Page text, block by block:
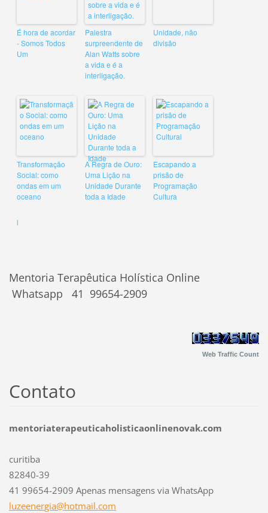
É hora de acordar
- Somos Todos
Um
Palestra
surpreendente de
Alan Watts sobre
a vida e é a
interligação.
Unidade, não
divisão
Transformação
Social: como
ondas em um
oceano
A Regra de Ouro:
Uma Lição na
Unidade Durante
toda a Idade
Escapando a
prisão de
Programação
Cultura
l
Mentoria Terapêutica Holística Online
Whatsapp 41 99654-2909
Web Traffic Count
Contato
mentoriaterapeuticaholisticaonlinenovak.com
curitiba
82840-39
41 99654-2909 Apenas mensagens via WhatsApp
luzeenergia@hotmail.com